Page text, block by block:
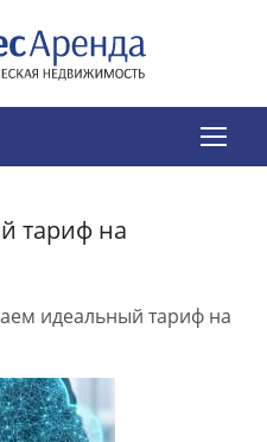
тариф на
идеальный тариф на